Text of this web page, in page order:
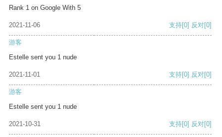
Rank 1 on Google With 5
2021-11-06 支持[0] 反对[0]
游客
Estelle sent you 1 nude
2021-11-01 支持[0] 反对[0]
游客
Estelle sent you 1 nude
2021-10-31 支持[0] 反对[0]